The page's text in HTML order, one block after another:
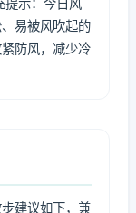
提示：今日风
易被风吹起的
防风，减少冷
建议如下，兼